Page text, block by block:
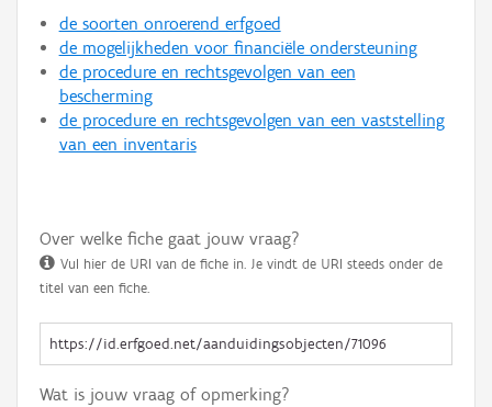
de soorten onroerend erfgoed
de mogelijkheden voor financiële ondersteuning
de procedure en rechtsgevolgen van een
bescherming
de procedure en rechtsgevolgen van een vaststelling
van een inventaris
Over welke fiche gaat jouw vraag?
Vul hier de URI van de fiche in. Je vindt de URI steeds onder de
titel van een fiche.
Wat is jouw vraag of opmerking?